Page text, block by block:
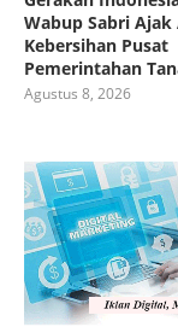
Wabup Sabri Ajak
Kebersihan Pusat
Pemerintahan
Agustus 8, 2026